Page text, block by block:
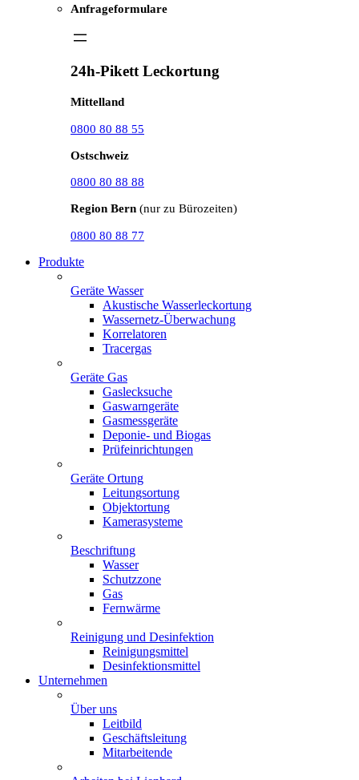
Anfrageformulare
24h-Pikett Leckortung
Mittelland
0800 80 88 55
Ostschweiz
0800 80 88 88
Region Bern (nur zu Bürozeiten)
0800 80 88 77
Produkte
Geräte Wasser
Akustische Wasserleckortung
Wassernetz-Überwachung
Korrelatoren
Tracergas
Geräte Gas
Gaslecksuche
Gaswarngeräte
Gasmessgeräte
Deponie- und Biogas
Prüfeinrichtungen
Geräte Ortung
Leitungsortung
Objektortung
Kamerasysteme
Beschriftung
Wasser
Schutzzone
Gas
Fernwärme
Reinigung und Desinfektion
Reinigungsmittel
Desinfektionsmittel
Unternehmen
Über uns
Leitbild
Geschäftsleitung
Mitarbeitende